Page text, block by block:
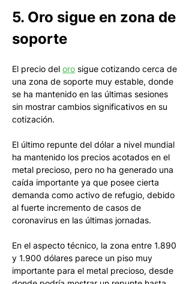
5. Oro sigue en zona de
soporte
El precio del oro sigue cotizando cerca de
una zona de soporte muy estable, donde
se ha mantenido en las últimas sesiones
sin mostrar cambios significativos en su
cotización.
El último repunte del dólar a nivel mundial
ha mantenido los precios acotados en el
metal precioso, pero no ha generado una
caída importante ya que posee cierta
demanda como activo de refugio, debido
al fuerte incremento de casos de
coronavirus en las últimas jornadas.
En el aspecto técnico, la zona entre 1.890
y 1.900 dólares parece un piso muy
importante para el metal precioso, desde